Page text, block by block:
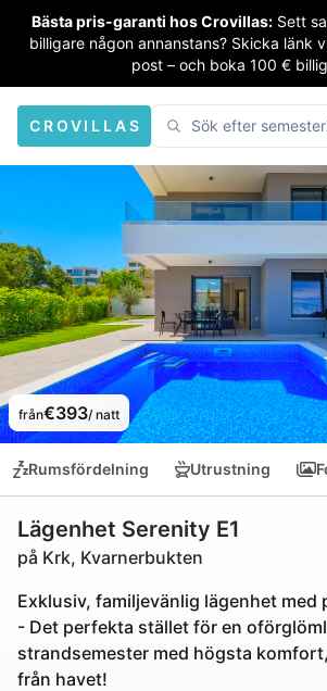
Bästa pris-garanti hos Crovillas: Sett
billigare någon annanstans? Skicka länk
post – och boka 100 €
CROVILLAS
från€393/ natt
Rumsfördelning Utrustning
Lägenhet Serenity E1
på Krk, Kvarnerbukten
Exklusiv, familjevänlig lägenhet med
- Det perfekta stället för en
strandsemester med högsta
från havet!